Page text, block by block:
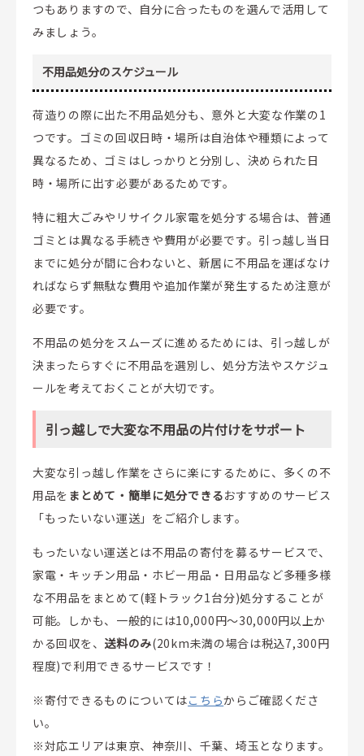
つもありますので、自分に合ったものを選んで活用して
みましょう。
不用品処分のスケジュール
荷造りの際に出た不用品処分も、意外と大変な作業の1
つです。ゴミの回収日時・場所は自治体や種類によって
異なるため、ゴミはしっかりと分別し、決められた日
時・場所に出す必要があるためです。
特に粗大ごみやリサイクル家電を処分する場合は、普通
ゴミとは異なる手続きや費用が必要です。引っ越し当日
までに処分が間に合わないと、新居に不用品を運ばなけ
ればならず無駄な費用や追加作業が発生するため注意が
必要です。
不用品の処分をスムーズに進めるためには、引っ越しが
決まったらすぐに不用品を選別し、処分方法やスケジュ
ールを考えておくことが大切です。
引っ越しで大変な不用品の片付けをサポート
大変な引っ越し作業をさらに楽にするために、多くの不
用品を まとめて・簡単に処分できるおすすめのサービス
「もったいない運送」をご紹介します。
もったいない運送とは不用品の寄付を募るサービスで、
家電・キッチン用品・ホビー用品・日用品など多種多様
な不用品をまとめて(軽トラック1台分)処分することが
可能。しかも、一般的には10,000円～30,000円以上か
かる回収を、 送料のみ(20km未満の場合は税込7,300円
程度)で利用できるサービスです！
※寄付できるものについてはこちらからご確認くださ
い。
※対応エリアは東京、神奈川、千葉、埼玉となります。